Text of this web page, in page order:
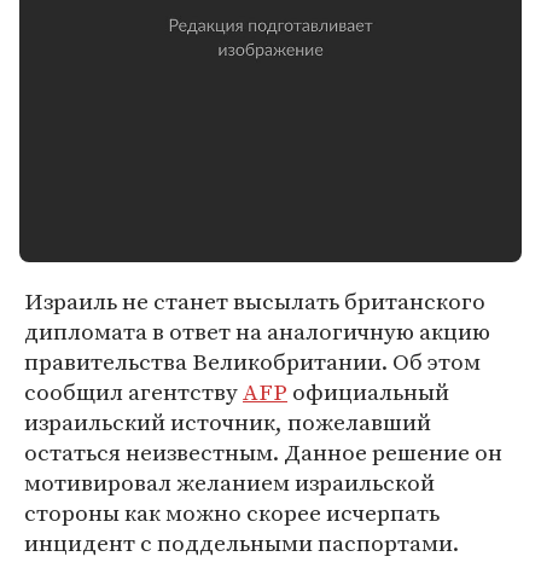
Израиль не станет высылать британского
дипломата в ответ на аналогичную акцию
правительства Великобритании. Об этом
сообщил агентствуAFP официальный
израильский источник, пожелавший
остаться неизвестным. Данное решение он
мотивировал желанием израильской
стороны как можно скорее исчерпать
инцидент с поддельными паспортами.